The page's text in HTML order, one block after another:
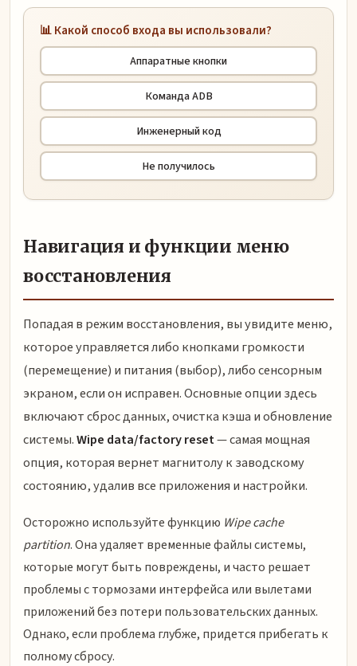
📊 Какой способ входа вы использовали?
Аппаратные кнопки
Команда ADB
Инженерный код
Не получилось
Навигация и функции меню
восстановления
Попадая в режим восстановления, вы увидите меню,
которое управляется либо кнопками громкости
(перемещение) и питания (выбор), либо сенсорным
экраном, если он исправен. Основные опции здесь
включают сброс данных, очистка кэша и обновление
системы.Wipe data/factory reset— самая мощная
опция, которая вернет магнитолу к заводскому
состоянию, удалив все приложения и настройки.
Осторожно используйте функцию Wipe cache
partition. Она удаляет временные файлы системы,
которые могут быть повреждены, и часто решает
проблемы с тормозами интерфейса или вылетами
приложений без потери пользовательских данных.
Однако, если проблема глубже, придется прибегать к
полному сбросу.